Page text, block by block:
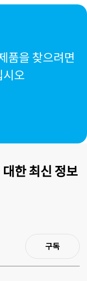
품을 찾으려면
시오
한 최신 정보
구독